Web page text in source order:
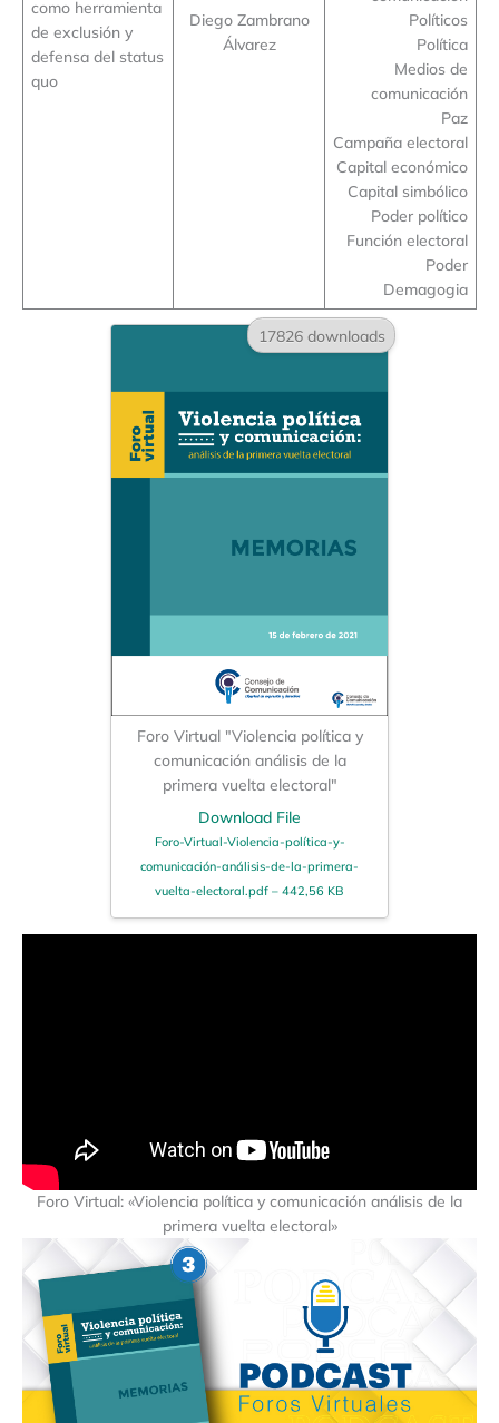
como herramienta
de exclusión y
defensa del status
quo
Diego Zambrano
Álvarez
Políticos
Política
Medios de
comunicación
Paz
Campaña electoral
Capital económico
Capital simbólico
Poder político
Función electoral
Poder
Demagogia
17826 downloads
Foro Virtual "Violencia política y
comunicación análisis de la
primera vuelta electoral"
Download File
Foro-Virtual-Violencia-política-y-
comunicación-análisis-de-la-primera-
vuelta-electoral.pdf – 442,56 KB
Foro Virtual: «Violencia política y comunicación análisis de la
primera vuelta electoral»